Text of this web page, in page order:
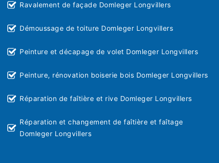
Ravalement de façade Domleger Longvillers
Démoussage de toiture Domleger Longvillers
Peinture et décapage de volet Domleger Longvillers
Peinture, rénovation boiserie bois Domleger Longvillers
Réparation de faîtière et rive Domleger Longvillers
Réparation et changement de faîtière et faîtage
Domleger Longvillers